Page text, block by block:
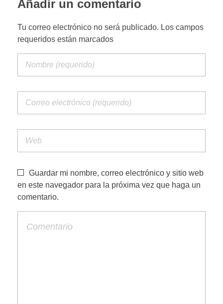
PORTFOLIO WEB
CONTACTA
Añadir un comentario
Tu correo electrónico no será publicado. Los campos
requeridos están marcados
Guardar mi nombre, correo electrónico y sitio web
en este navegador para la próxima vez que haga un
comentario.